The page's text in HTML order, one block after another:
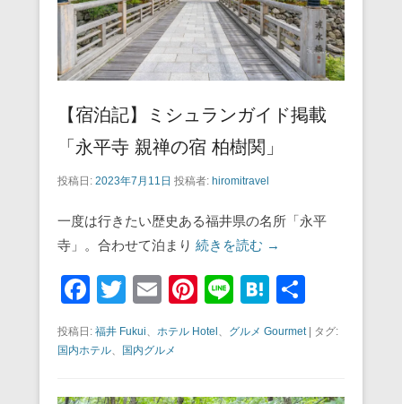
【宿泊記】ミシュランガイド掲載
「永平寺 親禅の宿 柏樹関」
投稿日: 2023年7月11日 投稿者: hiromitravel
一度は行きたい歴史ある福井県の名所「永平
寺」。合わせて泊まり 続きを読む →
F
a
c
T
tt
E
ail
Pi
er
Li
n
e
H
投稿日: 福井 Fukui ホテル Hotel グルメ Gourmet| タグ:
国内ホテル
国内グルメ